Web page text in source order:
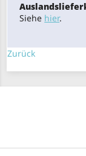
Siehe hier.
Zurück